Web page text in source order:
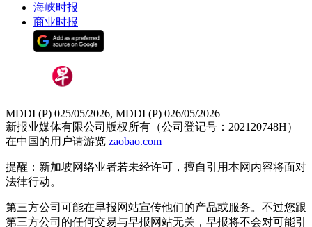
海峡时报
商业时报
MDDI (P) 025/05/2026, MDDI (P) 026/05/2026
新报业媒体有限公司版权所有（公司登记号：202120748H）
在中国的用户请游览 zaobao.com
提醒：新加坡网络业者若未经许可，擅自引用本网内容将面对
法律行动。
第三方公司可能在早报网站宣传他们的产品或服务。不过您跟
第三方公司的任何交易与早报网站无关，早报将不会对可能引